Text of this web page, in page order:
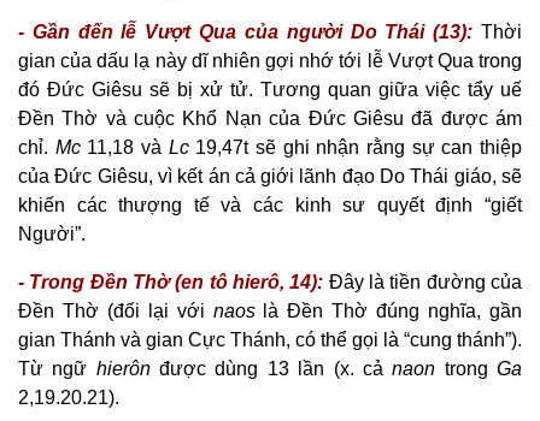
- Gần đến lễ Vượt Qua của người Do Thái (13): Thời
gian của dấu lạ này dĩ nhiên gợi nhớ tới lễ Vượt Qua trong
đó Đức Giêsu sẽ bị xử tử. Tương quan giữa việc tẩy uế
Đền Thờ và cuộc Khổ Nạn của Đức Giêsu đã được ám
chỉ. Mc11,18 và Lc19,47t sẽ ghi nhận rằng sự can thiệp
của Đức Giêsu, vì kết án cả giới lãnh đạo Do Thái giáo, sẽ
khiến các thượng tế và các kinh sư quyết định “giết
Người”.
- Trong Đền Thờ (en tô hierô, 14): Đây là tiền đường của
Đền Thờ (đối lại với naoslà Đền Thờ đúng nghĩa, gần
gian Thánh và gian Cực Thánh, có thể gọi là “cung thánh”).
Từ ngữ hierônđược dùng 13 lần (x. cảnaon trongGa
2,19.20.21).